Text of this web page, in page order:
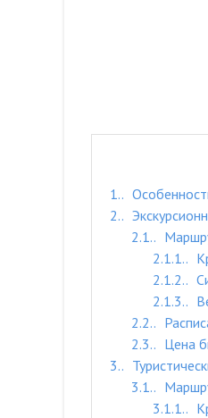
1.
2.
2.1.
2.1.1.
2.1.2.
2.1.3.
2.2.
2.3.
Цена
3.
3.1.
3.1.1.